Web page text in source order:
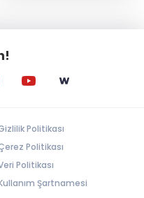
Politikası
Politikası
Politikası
Şartnamesi